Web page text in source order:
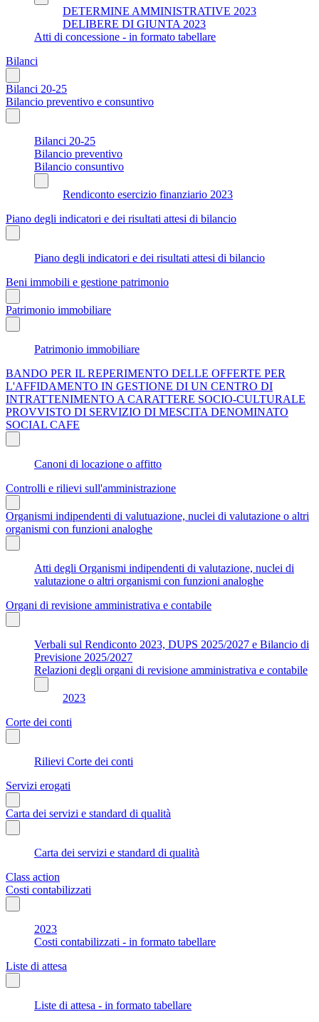
DETERMINE AMMINISTRATIVE 2023
DELIBERE DI GIUNTA 2023
Atti di concessione - in formato tabellare
Bilanci
Bilanci 20-25
Bilancio preventivo e consuntivo
Bilanci 20-25
Bilancio preventivo
Bilancio consuntivo
Rendiconto esercizio finanziario 2023
Piano degli indicatori e dei risultati attesi di bilancio
Piano degli indicatori e dei risultati attesi di bilancio
Beni immobili e gestione patrimonio
Patrimonio immobiliare
Patrimonio immobiliare
BANDO PER IL REPERIMENTO DELLE OFFERTE PER
L'AFFIDAMENTO IN GESTIONE DI UN CENTRO DI
INTRATTENIMENTO A CARATTERE SOCIO-CULTURALE
PROVVISTO DI SERVIZIO DI MESCITA DENOMINATO
SOCIAL CAFE
Canoni di locazione o affitto
Controlli e rilievi sull'amministrazione
Organismi indipendenti di valutuazione, nuclei di valutazione o altri
organismi con funzioni analoghe
Atti degli Organismi indipendenti di valutazione, nuclei di
valutazione o altri organismi con funzioni analoghe
Organi di revisione amministrativa e contabile
Verbali sul Rendiconto 2023, DUPS 2025/2027 e Bilancio di
Previsione 2025/2027
Relazioni degli organi di revisione amministrativa e contabile
2023
Corte dei conti
Rilievi Corte dei conti
Servizi erogati
Carta dei servizi e standard di qualità
Carta dei servizi e standard di qualità
Class action
Costi contabilizzati
2023
Costi contabilizzati - in formato tabellare
Liste di attesa
Liste di attesa - in formato tabellare